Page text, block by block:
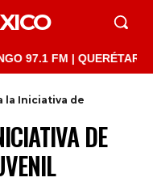
FM | QUERÉTARO
la Iniciativa de
DE